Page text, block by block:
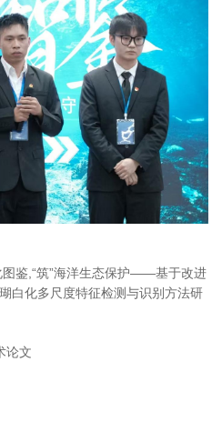
图鉴,“筑”海洋生态保护——基于改进
白化多尺度特征检测与识别方法研
论文